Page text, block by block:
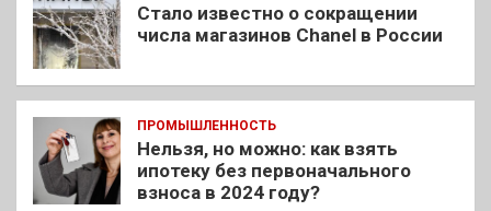
Стало известно о сокращении
числа магазинов Chanel в России
ПРОМЫШЛЕННОСТЬ
Нельзя, но можно: как взять
ипотеку без первоначального
взноса в 2024 году?